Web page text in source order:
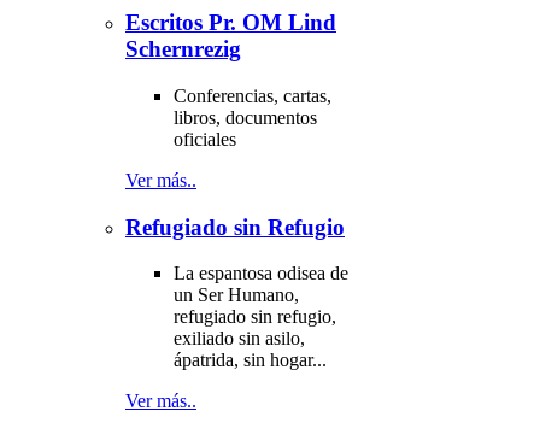
Escritos Pr. OM Lind
Schernrezig
Conferencias, cartas,
libros, documentos
oficiales
Ver más..
Refugiado sin Refugio
La espantosa odisea de
un Ser Humano,
refugiado sin refugio,
exiliado sin asilo,
ápatrida, sin hogar...
Ver más..